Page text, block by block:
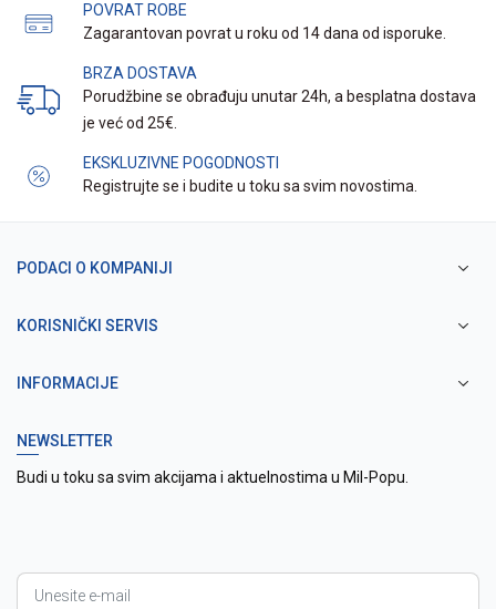
POVRAT ROBE
Zagarantovan povrat u roku od 14 dana od isporuke.
BRZA DOSTAVA
Porudžbine se obrađuju unutar 24h, a besplatna dostava
je već od 25€.
EKSKLUZIVNE POGODNOSTI
Registrujte se i budite u toku sa svim novostima.
PODACI O KOMPANIJI
KORISNIČKI SERVIS
INFORMACIJE
NEWSLETTER
Budi u toku sa svim akcijama i aktuelnostima u Mil-Popu.